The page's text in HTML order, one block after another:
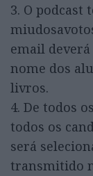
3. O podcast
email
nome dos
livros.
4. De todos
todos os
será
transmitido